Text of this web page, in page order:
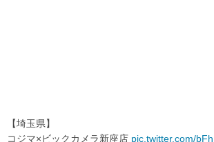
【埼玉県】
コジマ×ビックカメラ新座店 pic.twitter.com/